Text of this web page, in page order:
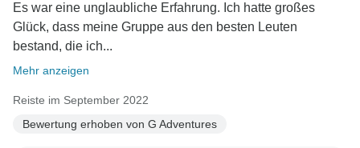
Es war eine unglaubliche Erfahrung. Ich hatte großes
Glück, dass meine Gruppe aus den besten Leuten
bestand, die ich...
Mehr anzeigen
Reiste im September 2022
Bewertung erhoben von G Adventures